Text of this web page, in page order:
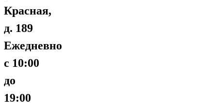
Красная,
д. 189
Ежедневно
с 10:00
до
19:00